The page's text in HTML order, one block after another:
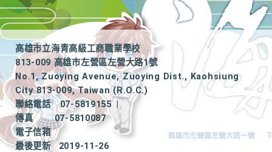
高雄市立海青高級工商職業學校
813-009 高雄市左營區左營大路1號
No.1, Zuoying Avenue, Zuoying Dist., Kaohsiung
City 813-009, Taiwan (R.O.C.)
聯絡電話
07-5819155
|
傳真
07-5810087
電子信箱
最後更新
2019-11-26